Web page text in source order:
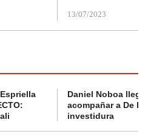
13/07/2023
Daniel Noboa llega
acompañar a De la
investidura